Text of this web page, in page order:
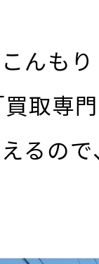
んも
取専
るの